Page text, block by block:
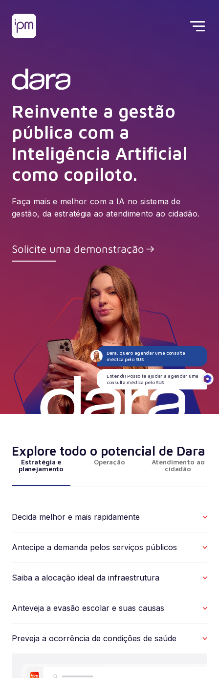
Reinvente a gestão
pública com a
Inteligência Artificial
como copiloto.
Faça mais e melhor com a IA no sistema de
gestão, da estratégia ao atendimento ao cidadão.
Solicite uma demonstração
Dara, quero agendar uma consulta
médica pelo SUS
Entendi! Posso te ajudar a agendar uma
consulta médica pelo SUS
Explore todo o potencial de Dara
Estratégia e
planejamento
Operação
Atendimento ao
cidadão
Decida melhor e mais rapidamente
Antecipe a demanda pelos serviços públicos
Saiba a alocação ideal da infraestrutura
Anteveja a evasão escolar e suas causas
Preveja a ocorrência de condições de saúde